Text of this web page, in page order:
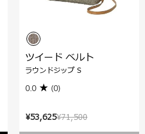
¥71,500
¥53,625
ツイード ベルト
ラウンドジップ S
0.0 (0)